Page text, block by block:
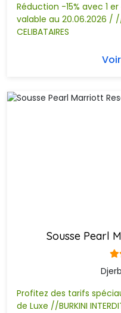
Réduction -15% avec 1
valable au 20.06.2026 / //
CELIBATAIRES
Sousse Pearl
Profitez des tarifs
de Luxe //BURKINI